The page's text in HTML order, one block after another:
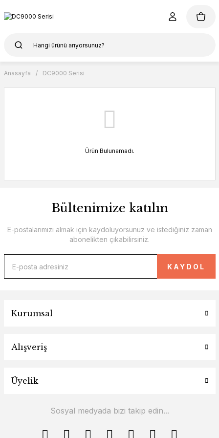
Anasayfa DC9000 Serisi
Ürün Bulunamadı.
Bültenimize katılın
E-postalarımızı almak için kaydoluyorsunuz ve istediğiniz zaman
abonelikten çıkabilirsiniz.
KAYDOL
Kurumsal
Alışveriş
Üyelik
Sosyal medyada bizi takip edin...